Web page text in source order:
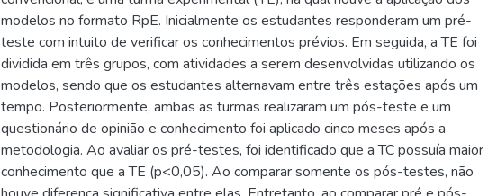
modelos no formato RpE. Inicialmente os estudantes responderam um pré-
teste com intuito de verificar os conhecimentos prévios. Em seguida, a TE foi
dividida em três grupos, com atividades a serem desenvolvidas utilizando os
modelos, sendo que os estudantes alternavam entre três estações após um
tempo. Posteriormente, ambas as turmas realizaram um pós-teste e um
questionário de opinião e conhecimento foi aplicado cinco meses após a
metodologia. Ao avaliar os pré-testes, foi identificado que a TC possuía maior
conhecimento que a TE (p<0,05). Ao comparar somente os pós-testes, não